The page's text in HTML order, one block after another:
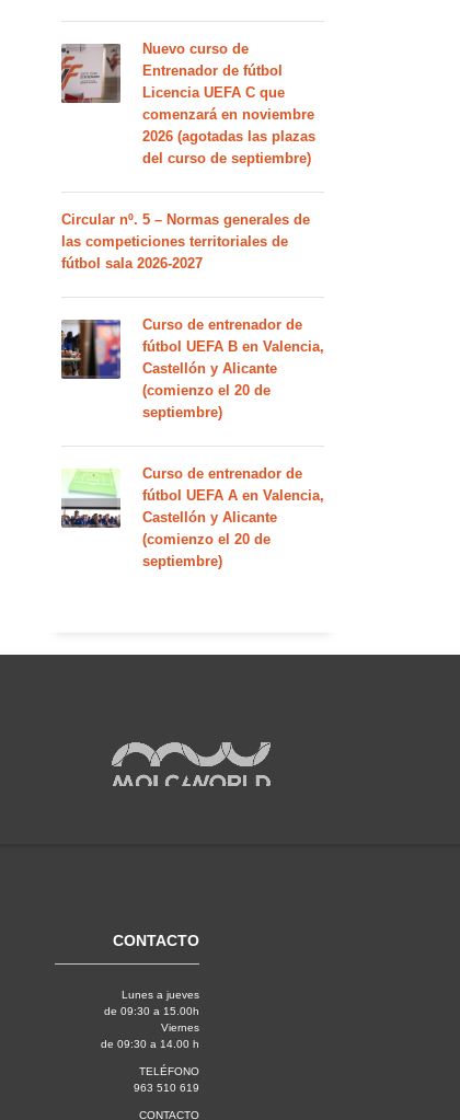
Nuevo curso de
Entrenador de fútbol
Licencia UEFA C que
comenzará en noviembre
2026 (agotadas las plazas
del curso de septiembre)
Circular nº. 5 – Normas generales de
las competiciones territoriales de
fútbol sala 2026-2027
Curso de entrenador de
fútbol UEFA B en Valencia,
Castellón y Alicante
(comienzo el 20 de
septiembre)
Curso de entrenador de
fútbol UEFA A en Valencia,
Castellón y Alicante
(comienzo el 20 de
septiembre)
CONTACTO
Lunes a jueves
de 09:30 a 15.00h
Viernes
de 09:30 a 14.00 h
TELÉFONO
963 510 619
CONTACTO